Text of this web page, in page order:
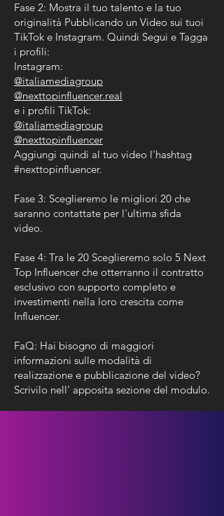
Fase 2: Mostra il tuo talento e la tuo
originalità Pubblicando un Video sui tuoi
TikTok e Instagram. Quindi Segui e Tagga
i profili:
Instagram:
@italiamediagroup
@nexttopinfluencer.real
e i profili TikTok:
@italiamediagroup
@nexttopinfluencer
Aggiungi quindi al tuo video l'hashtag
#nexttopinfluencer.
Fase 3: Sceglieremo le migliori 20 che
saranno contattate per l'ultima sfida
video.
Fase 4: Tra le 20 Sceglieremo solo 5 Next
Top Influencer che otterranno il contratto
esclusivo con supporto completo e
investimenti nella loro crescita come
Influencer.
FaQ: Hai bisogno di maggiori
informazioni sulle modalità di
realizzazione e pubblicazione del video?
Scrivilo nell' apposita sezione del modulo.